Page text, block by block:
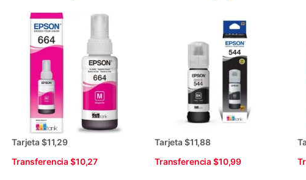
Tarjeta $11,29
Transferencia $10,27
Tarjeta $11,88
Transferencia $10,99